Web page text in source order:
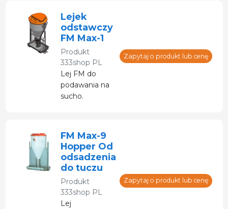
Lejek
odstawczy
FM Max-1
Produkt
333shop PL
Lej FM do
podawania na
sucho.
Zapytaj o produkt lub cenę
FM Max-9
Hopper Od
odsadzenia
do tuczu
Produkt
333shop PL
Lej
Zapytaj o produkt lub cenę